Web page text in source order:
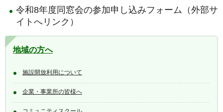
令和8年度同窓会の参加申し込みフォーム（外部サ
イトへリンク）
地域の方へ
施設開放利用について
企業・事業所の皆様へ